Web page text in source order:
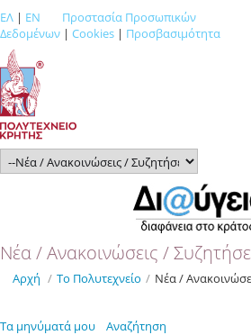
ΕΛ | EN
Προστασία Προσωπικών
Δεδομένων | Cookies | Προσβασιμότητα
Νέα / Ανακοινώσεις /
Αρχή / Το Πολυτεχνείο / Νέα /
Τα μηνύματά μου Αναζήτηση